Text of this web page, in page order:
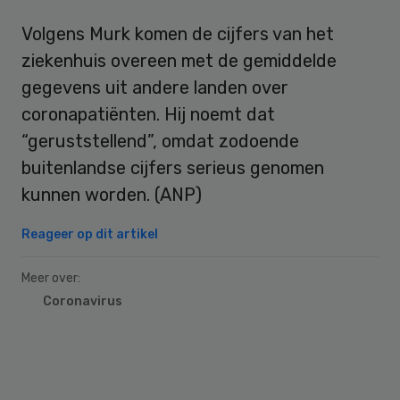
Volgens Murk komen de cijfers van het
ziekenhuis overeen met de gemiddelde
gegevens uit andere landen over
coronapatiënten. Hij noemt dat
“geruststellend”, omdat zodoende
buitenlandse cijfers serieus genomen
kunnen worden. (ANP)
Reageer op dit artikel
Meer over:
Coronavirus